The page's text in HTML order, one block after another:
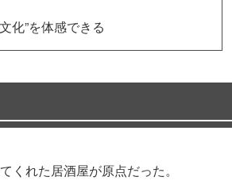
化”を体感できる
くれた居酒屋が原点だった。